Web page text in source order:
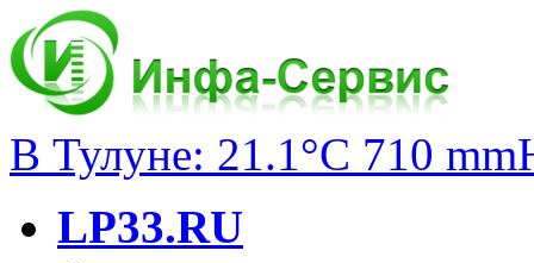
В Тулуне: 21.1°C 710
LP33.RU